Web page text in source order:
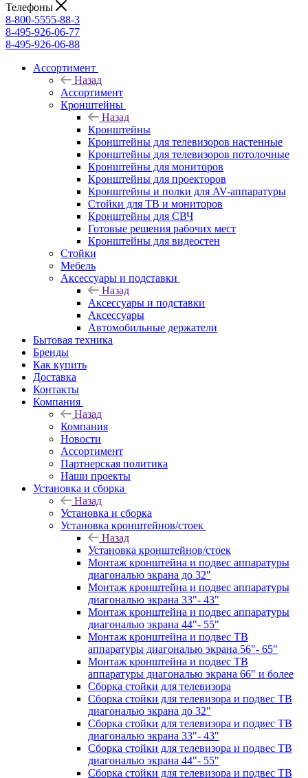
Телефоны
8-800-5555-88-3
8-495-926-06-77
8-495-926-06-88
Ассортимент
Назад
Ассортимент
Кронштейны
Назад
Кронштейны
Кронштейны для телевизоров настенные
Кронштейны для телевизоров потолочные
Кронштейны для мониторов
Кронштейны для проекторов
Кронштейны и полки для AV-аппаратуры
Стойки для ТВ и мониторов
Кронштейны для СВЧ
Готовые решения рабочих мест
Кронштейны для видеостен
Стойки
Мебель
Аксессуары и подставки
Назад
Аксессуары и подставки
Аксессуары
Автомобильные держатели
Бытовая техника
Бренды
Как купить
Доставка
Контакты
Компания
Назад
Компания
Новости
Ассортимент
Партнерская политика
Наши проекты
Установка и сборка
Назад
Установка и сборка
Установка кронштейнов/стоек
Назад
Установка кронштейнов/стоек
Монтаж кронштейна и подвес аппаратуры
диагональю экрана до 32"
Монтаж кронштейна и подвес аппаратуры
диагональю экрана 33"- 43"
Монтаж кронштейна и подвес аппаратуры
диагональю экрана 44"- 55"
Монтаж кронштейна и подвес ТВ
аппаратуры диагональю экрана 56"- 65"
Монтаж кронштейна и подвес ТВ
аппаратуры диагональю экрана 66" и более
Сборка стойки для телевизора
Сборка стойки для телевизора и подвес ТВ
диагональю экрана до 32"
Сборка стойки для телевизора и подвес ТВ
диагональю экрана 33"- 43"
Сборка стойки для телевизора и подвес ТВ
диагональю экрана 44"- 55"
Сборка стойки для телевизора и подвес ТВ